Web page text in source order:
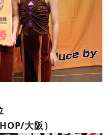
大阪）